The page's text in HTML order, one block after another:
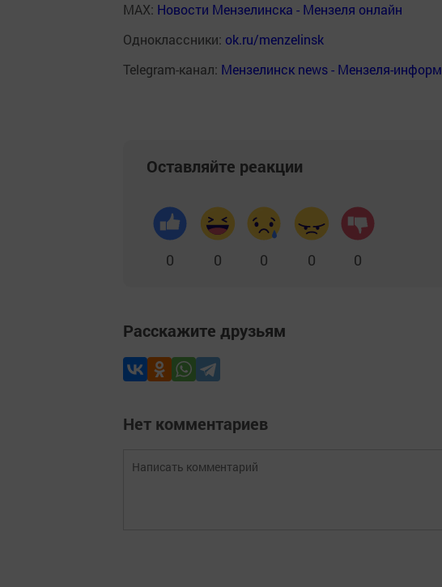
MAX: Новости Мензелинска - Мензеля онлайн
Одноклассники: ok.ru/menzelinsk
Telegram-канал: Мензелинск news - Мензеля-информ
Оставляйте реакции
0 0 0 0 0
Расскажите друзьям
Нет комментариев